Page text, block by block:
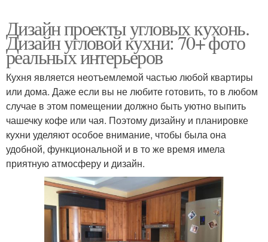
Дизайн проекты угловых кухонь.
Дизайн угловой кухни: 70+ фото
реальных интерьеров
Кухня является неотъемлемой частью любой квартиры
или дома. Даже если вы не любите готовить, то в любом
случае в этом помещении должно быть уютно выпить
чашечку кофе или чая. Поэтому дизайну и планировке
кухни уделяют особое внимание, чтобы была она
удобной, функциональной и в то же время имела
приятную атмосферу и дизайн.